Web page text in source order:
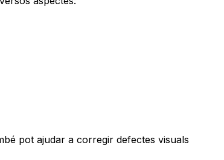
pot ajudar a corregir defectes visuals